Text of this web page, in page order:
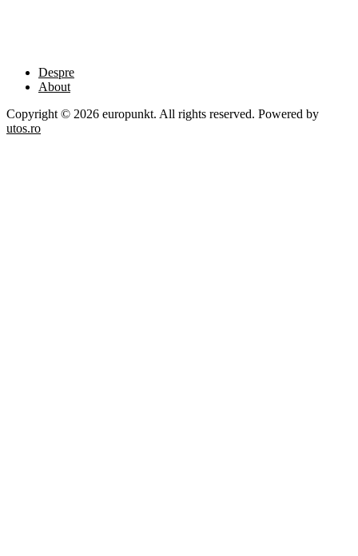
Despre
About
Copyright © 2026 europunkt. All rights reserved. Powered by
utos.ro